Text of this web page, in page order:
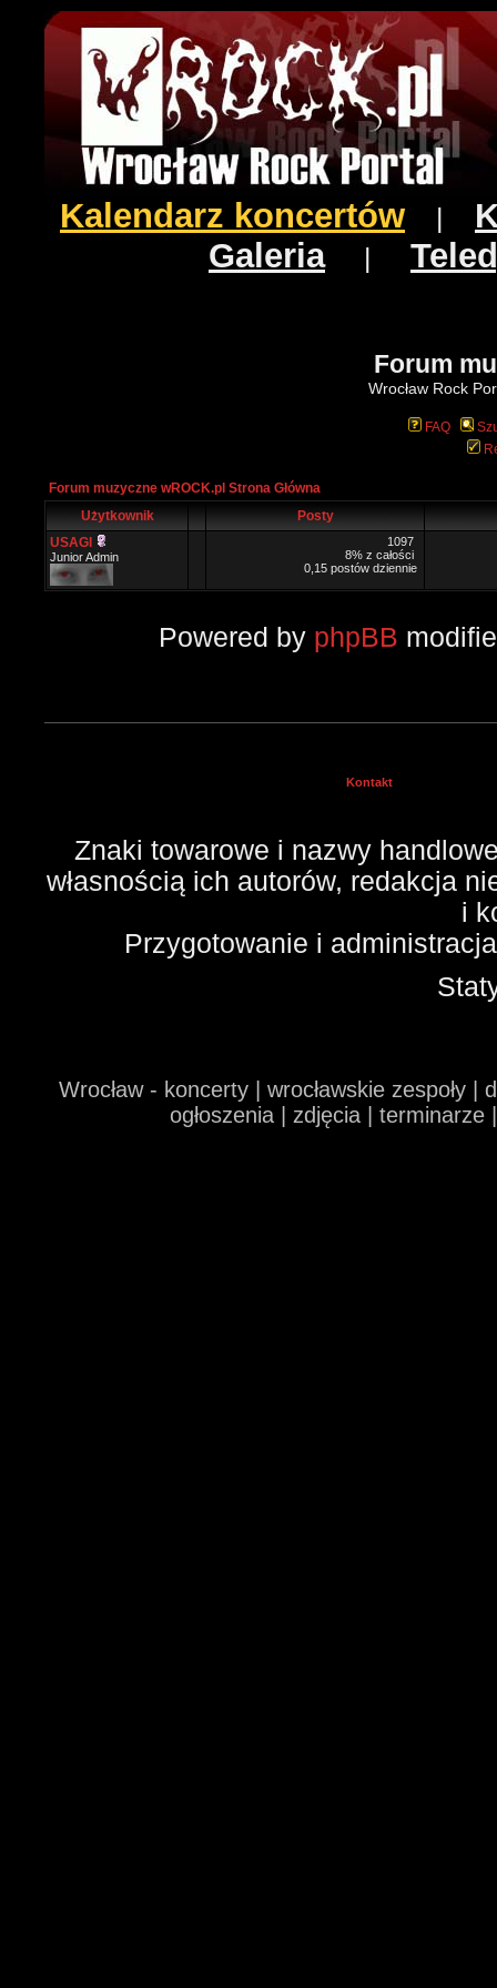
Kalendarz koncertów
Galeria|
Forum
Wrocław Rock
FAQ
Forum muzyczne wROCK.pl Strona Główna
Użytkownik
Posty
USAGI
Junior Admin
1097
8% z całości
0,15 postów dziennie
Powered by phpBB
Kontakt
Znaki towarowe i nazwy
własnością ich autorów, redakcja
i
Przygotowanie i
Wrocław - koncerty | wrocławskie zespoły
ogłoszenia | zdjęcia |